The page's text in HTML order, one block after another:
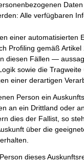
Alle verfügbaren
einer automatisierten
Profiling gemäß
diesen Fällen —
sowie die
einer derartigen
Person ein
an ein Drittland oder
dies der Fallist, so
über die
dieses